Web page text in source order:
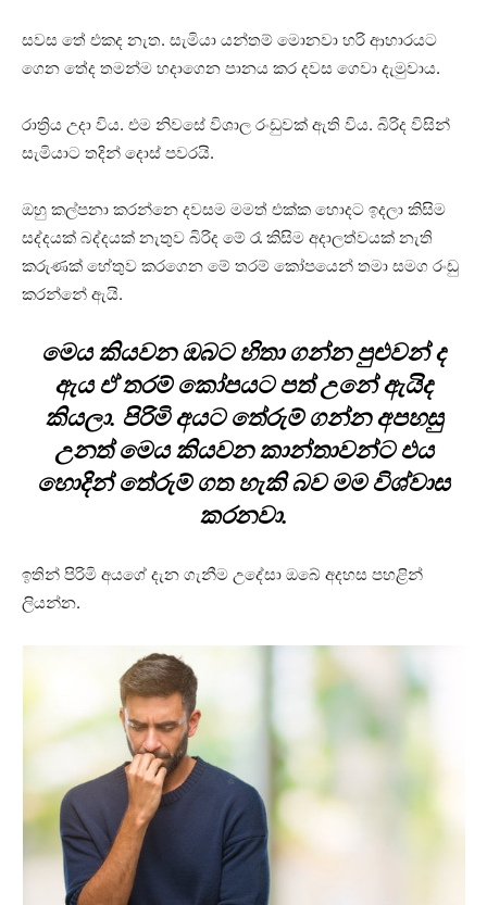
සවස තේ එකද නැත. සැමියා යන්තම් මොනවා හරි ආහාරයට
ගෙන තේද තමන්ම හදාගෙන පානය කර දවස ගෙවා දැමුවාය.
රාත්‍රිය උදා විය. එම නිවසේ විශාල රංඩුවක් ඇති විය. බිරිද විසින්
සැමියාට තදින් දොස් පවරයි.
ඔහු කල්පනා කරන්නෙ දවසම මමත් එක්ක හොදට ඉදලා කිසිම
සද්දයක් බද්දයක් නැතුව බිරිද මේ රෑ කිසිම අදාලත්වයක් නැති
කරුණක් හේතුව කරගෙන මේ තරම් කෝපයෙන් තමා සමග රංඩු
කරන්නේ ඇයි.
මෙය කියවන ඔබට හිතා ගන්න පුළුවන් ද
ඇය ඒ තරම් කෝපයට පත් උනේ ඇයිද
කියලා. පිරිමි අයට තේරුම් ගන්න අපහසු
උනත් මෙය කියවන කාන්තාවන්ට එය
හොදින් තේරුම් ගත හැකි බව මම විශ්වාස
කරනවා.
ඉතින් පිරිමි අයගේ දැන ගැනීම උදේසා ඔබේ අදහස පහළින්
ලියන්න.